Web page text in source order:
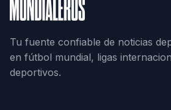
Tu fuente confiable de noticias
en fútbol mundial, ligas
deportivos.